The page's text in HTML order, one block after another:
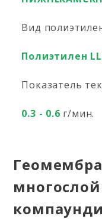
Вид
Полиэтилен
Показатель
0.3 - 0.6 г/мин.